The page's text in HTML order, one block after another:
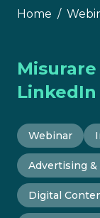
Home /
LinkedIn
Webinar
Advertising &
Digital